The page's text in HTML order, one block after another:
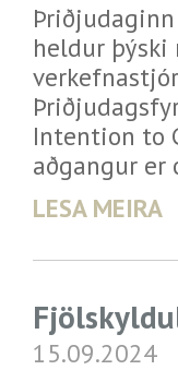
Þriðjudaginn
heldur
Intention to
aðgangur er
LESA MEIRA
15.09.2024